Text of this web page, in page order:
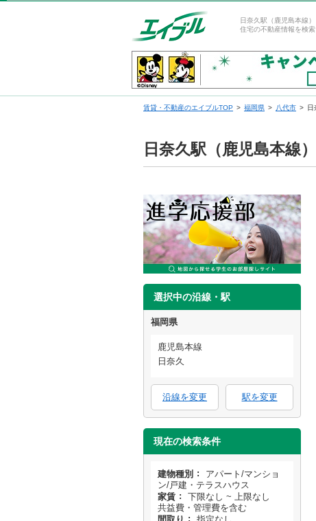
日奈久駅（鹿児島本線
住宅の不動産情報を検
賃貸・不動産のエイブルTOP 福岡県 八代市 日
日奈久駅（鹿児島本線
選択中の沿線・駅
福岡県
鹿児島本線
日奈久
沿線を変更 駅を変更
現在の検索条件
建物種別
アパート/マンショ
ン/戸建・テラスハウス
家賃
下限なし ~ 上限なし
共益費・管理費を含む